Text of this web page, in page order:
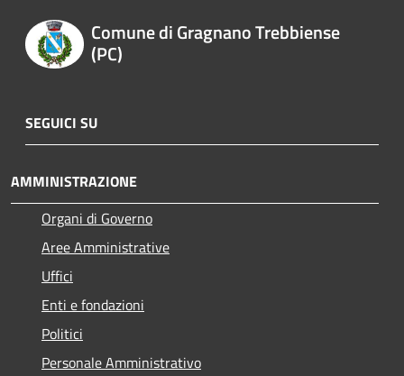
Comune di Gragnano Trebbiense
(PC)
SEGUICI SU
AMMINISTRAZIONE
Organi di Governo
Aree Amministrative
Uffici
Enti e fondazioni
Politici
Personale Amministrativo